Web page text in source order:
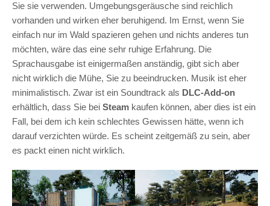
Sie sie verwenden. Umgebungsgeräusche sind reichlich
vorhanden und wirken eher beruhigend. Im Ernst, wenn Sie
einfach nur im Wald spazieren gehen und nichts anderes tun
möchten, wäre das eine sehr ruhige Erfahrung. Die
Sprachausgabe ist einigermaßen anständig, gibt sich aber
nicht wirklich die Mühe, Sie zu beeindrucken. Musik ist eher
minimalistisch. Zwar ist ein Soundtrack als DLC-Add-on
erhältlich, dass Sie bei Steam kaufen können, aber dies ist ein
Fall, bei dem ich kein schlechtes Gewissen hätte, wenn ich
darauf verzichten würde. Es scheint zeitgemäß zu sein, aber
es packt einen nicht wirklich.